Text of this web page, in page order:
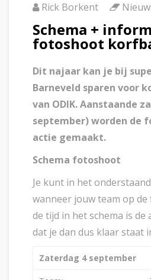
Rick Borkent
Schema +
fotoshoot
Dit najaar kan je bij
Barneveld sparen voor
van ODIK. Aanstaande
september) worden de
actie gemaakt.
Schema fotoshoot
Je kunt in het
wanneer jouw team op
de tijd in het schema is de
dat je dan dus klaar staat
Zaterdag 4 september